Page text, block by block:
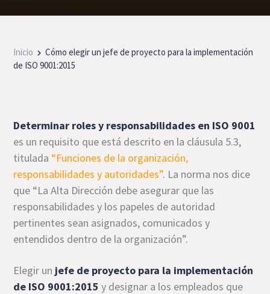
Inicio
Cómo elegir un jefe de proyecto para la implementación
de ISO 9001:2015
Determinar roles y responsabilidades en ISO 9001
es un requisito que está descrito en la cláusula 5.3,
titulada “Funciones de la organización,
responsabilidades y autoridades”. La norma nos dice
que “La Alta Dirección debe asegurar que las
responsabilidades y los papeles de autoridad
pertinentes sean asignados, comunicados y
entendidos dentro de la organización”.
Elegir un jefe de proyecto para la implementación
de ISO 9001:2015 y designar a los empleados que